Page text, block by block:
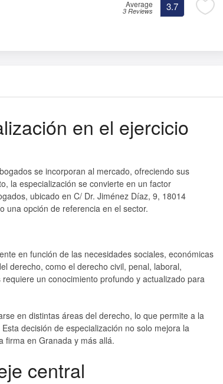
Average
3 Reviews 3.7
en el ejercicio
se incorporan al mercado, ofreciendo sus
la especialización se convierte en un factor
ubicado en C/ Dr. Jiménez Díaz, 9, 18014
una opción de referencia en el sector.
en función de las necesidades sociales, económicas
derecho, como el derecho civil, penal, laboral,
un conocimiento profundo y actualizado para
en distintas áreas del derecho, lo que permite a la
decisión de especialización no solo mejora la
firma en Granada y más allá.
central